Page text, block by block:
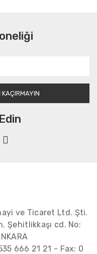
KAÇIRMAYIN
ve Ticaret Ltd. Şti.
Şehitlikkaşı cd. No:
666 21 21 - Fax: 0